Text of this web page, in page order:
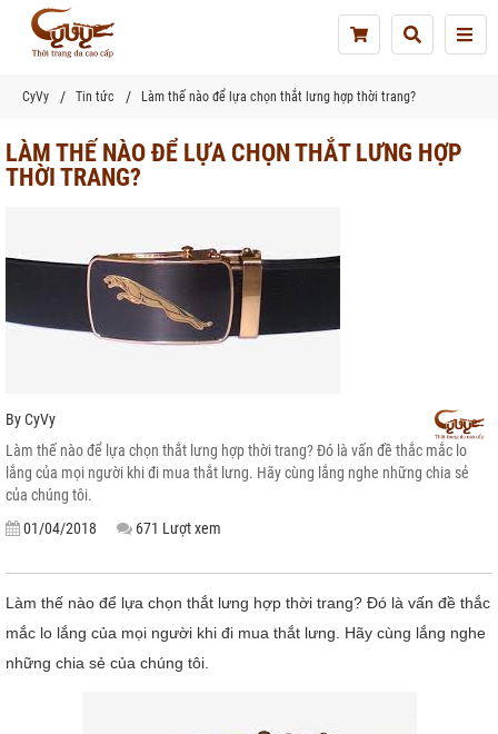
CyVy Tin tức Làm thế nào để lựa chọn thắt lưng hợp thời trang?
LÀM THẾ NÀO ĐỂ LỰA CHỌN THẮT LƯNG HỢP
THỜI TRANG?
ByCyVy
Làm thế nào để lựa chọn thắt lưng hợp thời trang? Đó là vấn đề thắc mắc lo
lắng của mọi người khi đi mua thắt lưng. Hãy cùng lắng nghe những chia sẻ
của chúng tôi.
01/04/2018
671 Lượt xem
Làm thế nào để lựa chọn thắt lưng hợp thời trang? Đó là vấn đề thắc
mắc lo lắng của mọi người khi đi mua thắt lưng. Hãy cùng lắng nghe
những chia sẻ của chúng tôi.